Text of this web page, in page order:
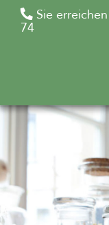
Sie
74
Schröpfen
Pflanzenheilkunde